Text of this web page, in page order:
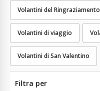
Volantini del Ringraziamento
Volantini di viaggio
Volantini di San Valentino
Filtra per